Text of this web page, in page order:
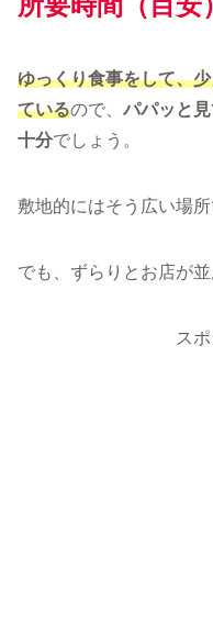
ゆっくり食事をして、
ているので、 パパッと
十分でしょう。
敷地的にはそう広い場所
でも、ずらりとお店が
ス